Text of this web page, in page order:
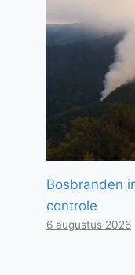
Bosbranden
controle
6 augustus 2026